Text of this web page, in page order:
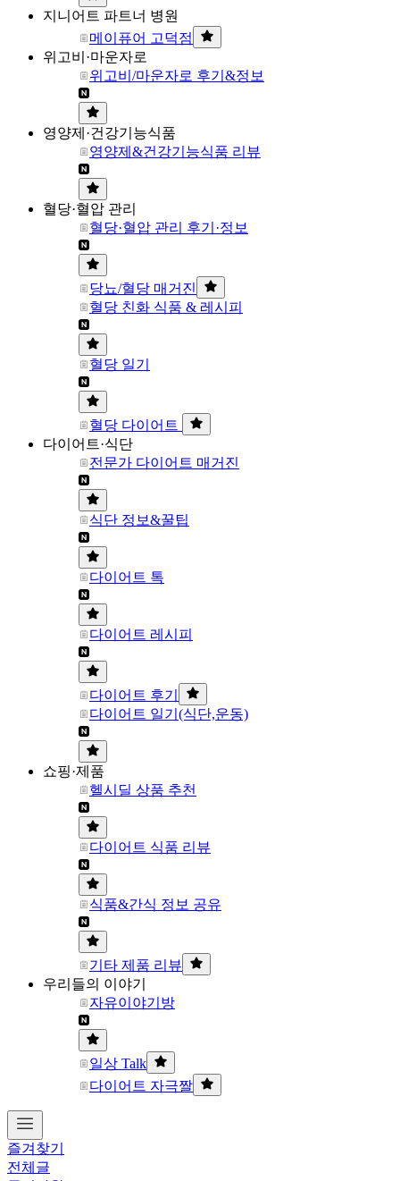
지니어트 파트너 병원
메이퓨어 고덕점
위고비·마운자로
위고비/마운자로 후기&정보
영양제·건강기능식품
영양제&건강기능식품 리뷰
혈당·혈압 관리
혈당·혈압 관리 후기·정보
당뇨/혈당 매거진
혈당 친화 식품 & 레시피
혈당 일기
혈당 다이어트
다이어트·식단
전문가 다이어트 매거진
식단 정보&꿀팁
다이어트 톡
다이어트 레시피
다이어트 후기
다이어트 일기(식단,운동)
쇼핑·제품
헬시딜 상품 추천
다이어트 식품 리뷰
식품&간식 정보 공유
기타 제품 리뷰
우리들의 이야기
자유이야기방
일상 Talk
다이어트 자극짤
즐겨찾기
전체글